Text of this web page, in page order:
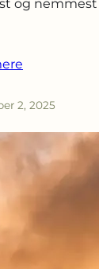
og
2, 2025